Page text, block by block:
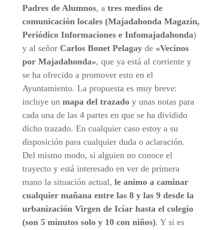
Padres de Alumnos, a tres medios de
comunicación locales (Majadahonda Magazin,
Periódico Informaciones e Infomajadahonda)
y al señor Carlos Bonet Pelagayde «Vecinos
por Majadahonda», que ya está al corriente y
se ha ofrecido a promover esto en el
Ayuntamiento. La propuesta es muy breve:
incluye un mapa del trazadoy unas notas para
cada una de las 4 partes en que se ha dividido
dicho trazado. En cualquier caso estoy a su
disposición para cualquier duda o aclaración.
Del mismo modo, si alguien no conoce el
trayecto y está interesado en ver de primera
mano la situación actual, le animo a caminar
cualquier mañana entre las 8 y las 9 desde la
urbanización Virgen de Icíar hasta el colegio
(son 5 minutos solo y 10 con niños). Y si es